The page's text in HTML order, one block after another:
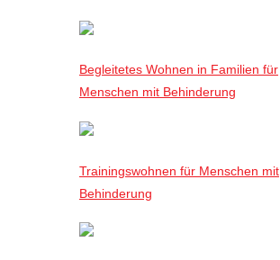
Begleitetes Wohnen in Familien für
Menschen mit Behinderung
Trainingswohnen für Menschen mit
Behinderung